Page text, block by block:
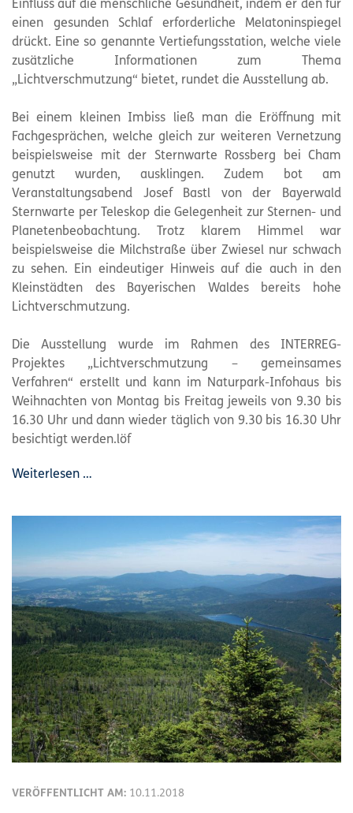
Einfluss auf die menschliche Gesundheit, indem er den für
einen gesunden Schlaf erforderliche Melatoninspiegel
drückt. Eine so genannte Vertiefungsstation, welche viele
zusätzliche Informationen zum Thema
„Lichtverschmutzung“ bietet, rundet die Ausstellung ab.
Bei einem kleinen Imbiss ließ man die Eröffnung mit
Fachgesprächen, welche gleich zur weiteren Vernetzung
beispielsweise mit der Sternwarte Rossberg bei Cham
genutzt wurden, ausklingen. Zudem bot am
Veranstaltungsabend Josef Bastl von der Bayerwald
Sternwarte per Teleskop die Gelegenheit zur Sternen- und
Planetenbeobachtung. Trotz klarem Himmel war
beispielsweise die Milchstraße über Zwiesel nur schwach
zu sehen. Ein eindeutiger Hinweis auf die auch in den
Kleinstädten des Bayerischen Waldes bereits hohe
Lichtverschmutzung.
Die Ausstellung wurde im Rahmen des INTERREG-
Projektes „Lichtverschmutzung – gemeinsames
Verfahren“ erstellt und kann im
Naturpark-Infohaus bis
Weihnachten von Montag bis Freitag jeweils von 9.30 bis
16.30 Uhr und dann wieder täglich von 9.30 bis 16.30 Uhr
besichtigt werden.löf
Weiterlesen …
VERÖFFENTLICHT AM: 10.11.2018